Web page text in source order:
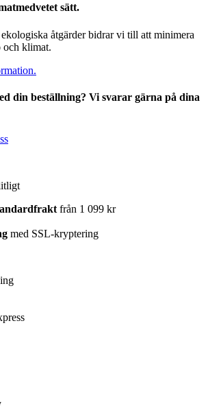
sätt.
åtgärder bidrar vi till att minimera
och klimat.
din beställning? Vi svarar gärna på dina
från 1 099 kr
med SSL-kryptering